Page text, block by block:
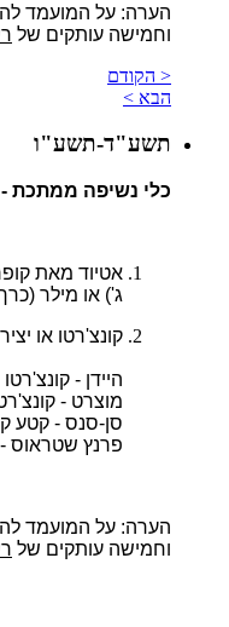
הערה: על המועמד
וחמישה עותקים של
< הקודם
הבא >
תשע"ד-תשע"ו
כלי נשיפה ממתכת -
אטיוד מאת
ג') או מילר
קונצ'רטו או
היידן - קונצ'רטו
מוצרט -
סן-סנס - קטע
פרנץ שטראוס -
הערה: על המועמד
וחמישה עותקים של